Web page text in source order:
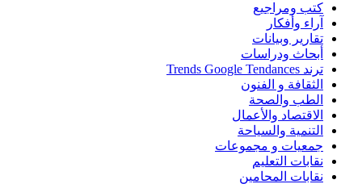
كتب ومراجيع
آراء وأفكار
تقارير وبيانات
أبحاث ودراسات
ترند Trends Google Tendances
الثقافة و الفنون
الطب والصحة
الاقتصاد والأعمال
التنمية والسياحة
جمعيات و مجموعات
نقابات التعليم
نقابات المحامين